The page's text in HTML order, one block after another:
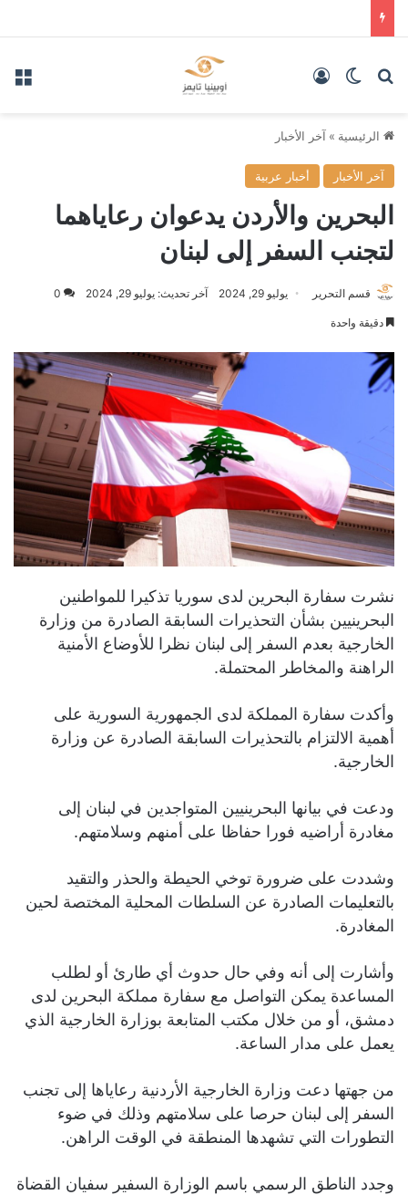
بحث عنالوضع المظلم
الرئيسية » آخر الأخبار
آخر الأخبار أخبار عربية
البحرين والأردن يدعوان رعاياهما
لتجنب السفر إلى لبنان
قسم التحرير يوليو 29, 2024 آخر تحديث: يوليو 29, 2024 0
دقيقة واحدة
نشرت سفارة البحرين لدى سوريا تذكيرا للمواطنين
البحرينيين بشأن التحذيرات السابقة الصادرة من وزارة
الخارجية بعدم السفر إلى لبنان نظرا للأوضاع الأمنية
الراهنة والمخاطر المحتملة.
وأكدت سفارة المملكة لدى الجمهورية السورية على
أهمية الالتزام بالتحذيرات السابقة الصادرة عن وزارة
الخارجية.
ودعت في بيانها البحرينيين المتواجدين في لبنان إلى
مغادرة أراضيه فورا حفاظا على أمنهم وسلامتهم.
وشددت على ضرورة توخي الحيطة والحذر والتقيد
بالتعليمات الصادرة عن السلطات المحلية المختصة لحين
المغادرة.
وأشارت إلى أنه وفي حال حدوث أي طارئ أو لطلب
المساعدة يمكن التواصل مع سفارة مملكة البحرين لدى
دمشق، أو من خلال مكتب المتابعة بوزارة الخارجية الذي
يعمل على مدار الساعة.
من جهتها دعت وزارة الخارجية الأردنية رعاياها إلى تجنب
السفر إلى لبنان حرصا على سلامتهم وذلك في ضوء
التطورات التي تشهدها المنطقة في الوقت الراهن.
‏وجدد الناطق الرسمي باسم الوزارة السفير سفيان القضاة